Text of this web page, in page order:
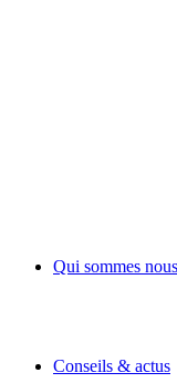
Qui sommes
Conseils & actus